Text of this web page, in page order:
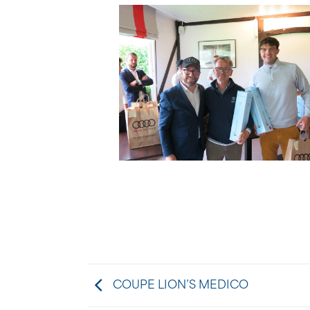
COUPE LION’S MEDICO